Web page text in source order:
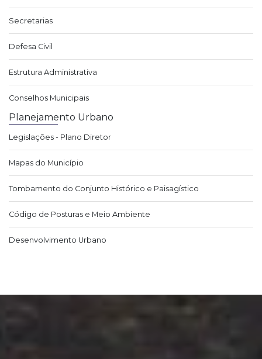
Secretarias
Defesa Civil
Estrutura Administrativa
Conselhos Municipais
Planejamento Urbano
Legislações - Plano Diretor
Mapas do Município
Tombamento do Conjunto Histórico e Paisagístico
Código de Posturas e Meio Ambiente
Desenvolvimento Urbano